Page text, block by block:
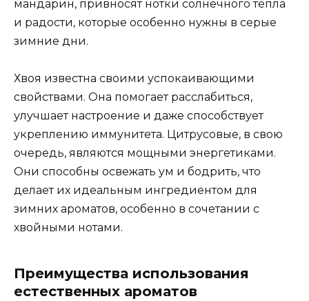
мандарин, привносят нотки солнечного тепла
и радости, которые особенно нужны в серые
зимние дни.
Хвоя известна своими успокаивающими
свойствами. Она помогает расслабиться,
улучшает настроение и даже способствует
укреплению иммунитета. Цитрусовые, в свою
очередь, являются мощными энергетиками.
Они способны освежать ум и бодрить, что
делает их идеальным ингредиентом для
зимних ароматов, особенно в сочетании с
хвойными нотами.
Преимущества использования
естественных ароматов